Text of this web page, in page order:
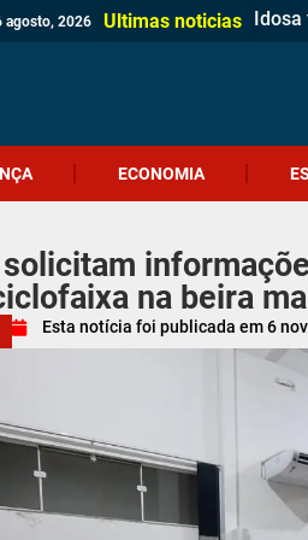
agosto, 2026 Ultimas noticias Idosa
PM
Coral
Içara
PRF
ECONOMIA
na beira
Esta notícia foi publicada em 6